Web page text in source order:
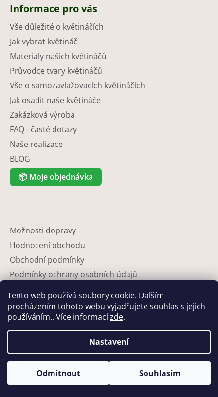
Tento web používá soubory cookie. Dalším
procházením tohoto webu vyjadřujete souhlas s jejich
používáním.. Více informacízde.
Nastavení
Odmítnout Souhlasím
Informace pro vás
Vše důležité o květináčích
Jak vybrat květináč
Materiály našich květináčů
Průvodce tvary květináčů
Vše o samozavlažovacích květináčích
Jak osadit naše květináče
Zakázková výroba
FAQ - časté dotazy
Naše realizace
BLOG
📦 Moje objednávka
Možnosti dopravy
Hodnocení obchodu
Obchodní podmínky
Podmínky ochrany osobních údajů
Partneři
Kontakty
Copyright 2026Eshop-květináče. Všechna práva vyhrazena.